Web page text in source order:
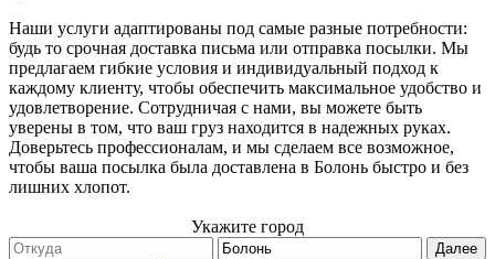
Наши услуги адаптированы под самые разные потребности:
будь то срочная доставка письма или отправка посылки. Мы
предлагаем гибкие условия и индивидуальный подход к
каждому клиенту, чтобы обеспечить максимальное удобство и
удовлетворение. Сотрудничая с нами, вы можете быть
уверены в том, что ваш груз находится в надежных руках.
Доверьтесь профессионалам, и мы сделаем все возможное,
чтобы ваша посылка была доставлена в Болонь быстро и без
лишних хлопот.
Укажите город
Далее